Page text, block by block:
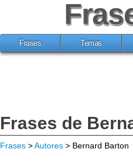
Frases Temas
Frases de
Frases >Autores > Bernard Barton